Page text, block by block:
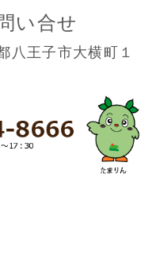
い合せ
八王子市大横町１